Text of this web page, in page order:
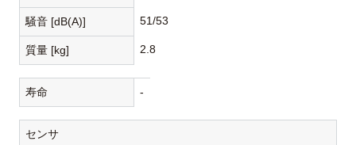
騒音 [dB(A)] 51/53
質量 [kg] 2.8
寿命 -
センサ